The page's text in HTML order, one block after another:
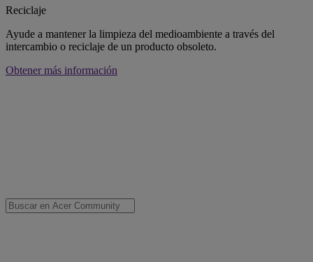
Reciclaje
Ayude a mantener la limpieza del medioambiente a través del
intercambio o reciclaje de un producto obsoleto.
Obtener más información